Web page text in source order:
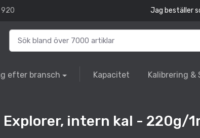
920 Jag beställer
efter bransch Kapacitet Kalibrering &
intern kal - 220g/